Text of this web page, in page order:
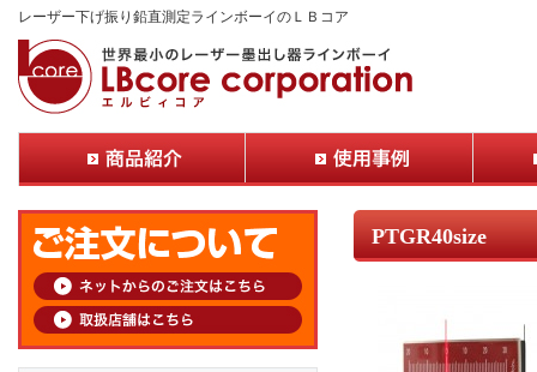
レーザー下げ振り鉛直測定ラインボーイのＬＢコア
PTGR40size